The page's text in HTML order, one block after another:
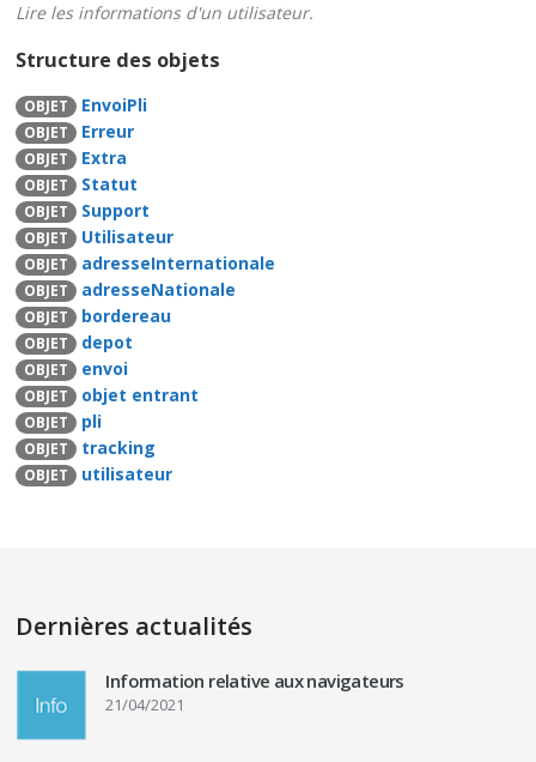
Lire les informations d'un utilisateur.
Structure des objets
OBJET EnvoiPli
OBJET Erreur
OBJET Extra
OBJET Statut
OBJET Support
OBJET Utilisateur
OBJET adresseInternationale
OBJET adresseNationale
OBJET bordereau
OBJET depot
OBJET envoi
OBJET objet entrant
OBJET pli
OBJET tracking
OBJET utilisateur
Dernières actualités
Information relative aux navigateurs
21/04/2021